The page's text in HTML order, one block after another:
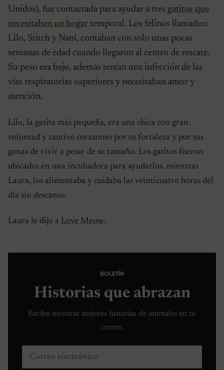
Unidos), fue contactada para ayudar a tres gatitos que
necesitaban un hogar temporal. Los felinos llamados:
Lilo, Stitch y Nani, contaban con solo unas pocas
semanas de edad cuando llegaron al centro de rescate.
Su peso era bajo, además tenían una infección de las
vías respiratorias superiores y necesitaban amor y
atención.
Lilo, la gatita más pequeña, era una chica con gran
voluntad y cautivó corazones por su fortaleza y por sus
ganas de vivir a pesar de su tamaño. Los gatitos fueron
ubicados en una incubadora para ayudarlos, mientras
Laura, los alimentaba y cuidaba las veinticuatro horas del
día sin descanso.
Laura le dijo a Love Meow:
BOLETÍN
Historias que abrazan
Recibe nuestras mejores historias de animales en tu
correo.
Correo electrónico